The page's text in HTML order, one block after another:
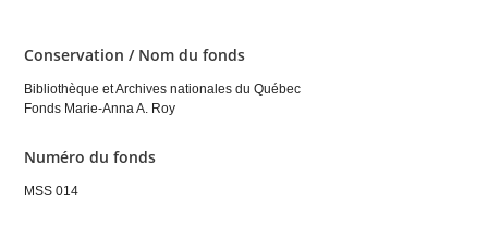
Conservation / Nom du fonds
Bibliothèque et Archives nationales du Québec
Fonds Marie-Anna A. Roy
Numéro du fonds
MSS 014